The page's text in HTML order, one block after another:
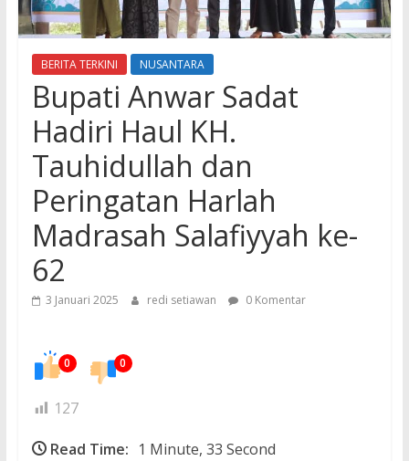
BERITA TERKINI NUSANTARA
Bupati Anwar Sadat
Hadiri Haul KH.
Tauhidullah dan
Peringatan Harlah
Madrasah Salafiyyah ke-
62
3 Januari 2025 redi setiawan 0 Komentar
0 0
127
Read Time: 1 Minute, 33 Second